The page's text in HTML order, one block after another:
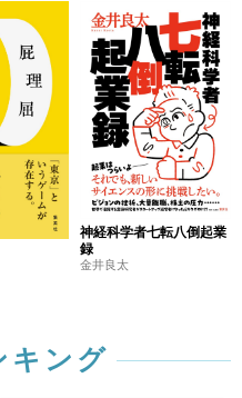
神経科学者七転八倒起業
録
金井良太
キング